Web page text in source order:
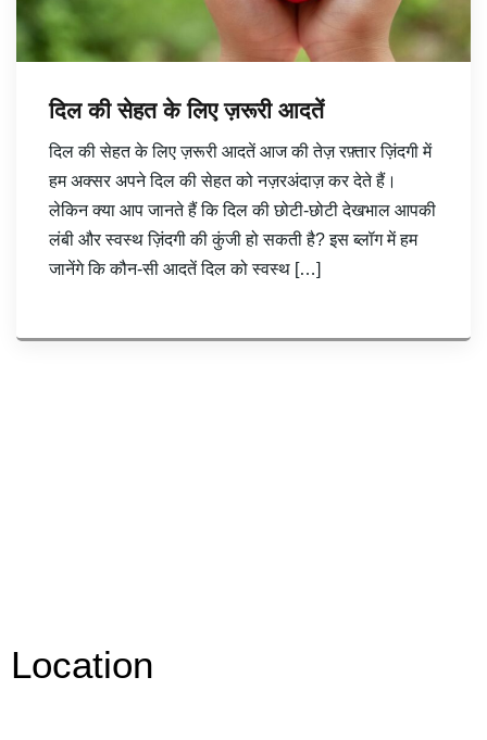
दिल की सेहत के लिए ज़रूरी आदतें
दिल की सेहत के लिए ज़रूरी आदतें आज की तेज़ रफ़्तार ज़िंदगी में
हम अक्सर अपने दिल की सेहत को नज़रअंदाज़ कर देते हैं।
लेकिन क्या आप जानते हैं कि दिल की छोटी-छोटी देखभाल आपकी
लंबी और स्वस्थ ज़िंदगी की कुंजी हो सकती है? इस ब्लॉग में हम
जानेंगे कि कौन-सी आदतें दिल को स्वस्थ […]
Location